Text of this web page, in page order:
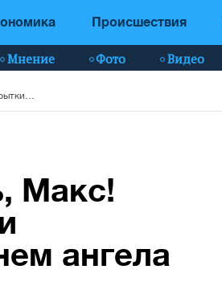
Происшествия
Мнение Фото Видео
Макс!
ангела